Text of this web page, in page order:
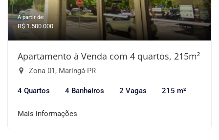
A partir de:
R$ 1.500.000
Apartamento à Venda com 4 quartos, 215m²
Zona 01, Maringá-PR
4 Quartos 4 Banheiros 2 Vagas 215 m²
Mais informações